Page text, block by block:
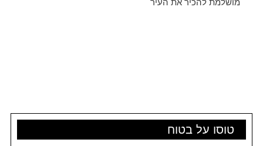
טוסו על בטוח
מושלמת להכיר את העיר